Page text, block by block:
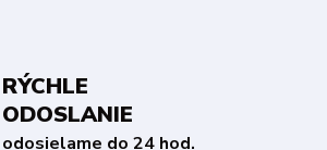
RÝCHLE
ODOSLANIE
odosielame do 24 hod.